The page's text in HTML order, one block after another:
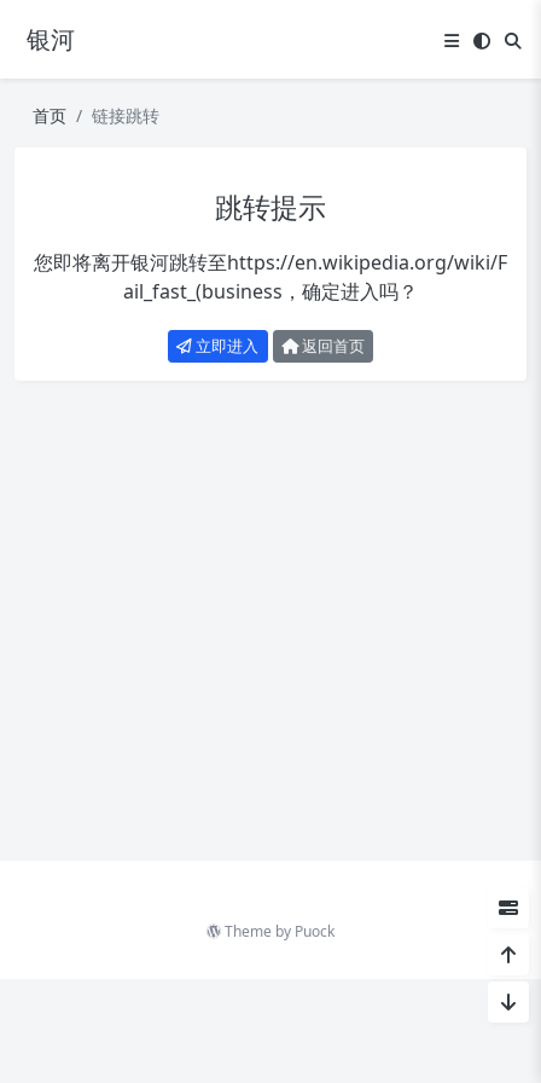
银河
首页 链接跳转
跳转提示
您即将离开银河跳转至https://en.wikipedia.org/wiki/F
ail_fast_(business ，确定进入吗？
立即进入 返回首页
Theme by Puock